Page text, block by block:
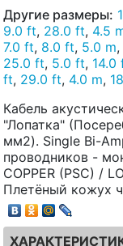
Другие размеры:
9.0 ft, 28.0 ft, 4.5
7.0 ft, 8.0 ft, 5.0 m,
25.0 ft, 5.0 ft, 14.0
ft, 29.0 ft, 4.0 m,
Кабель
"Лопатка"
мм2). Single Bi-
проводников -
COPPER (PSC) /
Плетёный кожух